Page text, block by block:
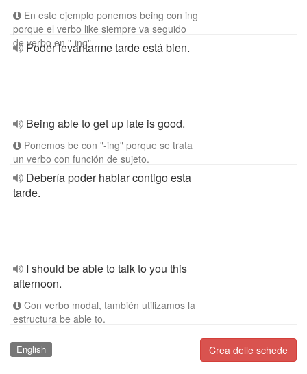
En este ejemplo ponemos being con ing
porque el verbo like siempre va seguido
de verbo en "-ing".
Poder levantarme tarde está bien.
Being able to get up late is good.
Ponemos be con "-ing" porque se trata
un verbo con función de sujeto.
Debería poder hablar contigo esta
tarde.
I should be able to talk to you this
afternoon.
Con verbo modal, también utilizamos la
estructura be able to.
Crea delle schede
English